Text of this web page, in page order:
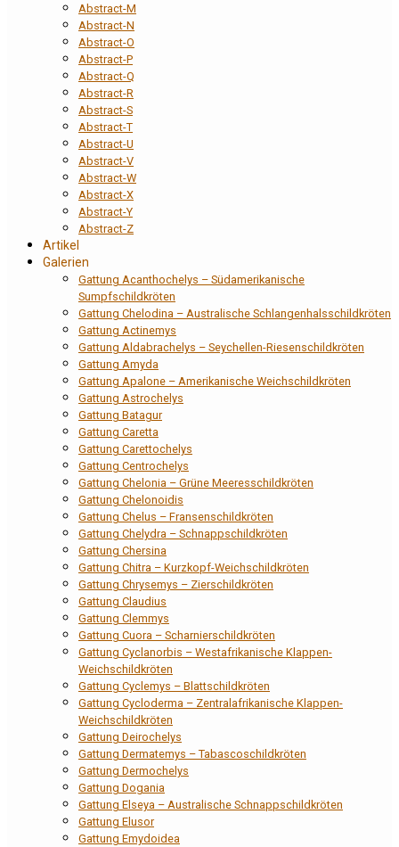
Abstract-M
Abstract-N
Abstract-O
Abstract-P
Abstract-Q
Abstract-R
Abstract-S
Abstract-T
Abstract-U
Abstract-V
Abstract-W
Abstract-X
Abstract-Y
Abstract-Z
Artikel
Galerien
Gattung Acanthochelys – Südamerikanische
Sumpfschildkröten
Gattung Chelodina – Australische Schlangenhalsschildkröten
Gattung Actinemys
Gattung Aldabrachelys – Seychellen-Riesenschildkröten
Gattung Amyda
Gattung Apalone – Amerikanische Weichschildkröten
Gattung Astrochelys
Gattung Batagur
Gattung Caretta
Gattung Carettochelys
Gattung Centrochelys
Gattung Chelonia – Grüne Meeresschildkröten
Gattung Chelonoidis
Gattung Chelus – Fransenschildkröten
Gattung Chelydra – Schnappschildkröten
Gattung Chersina
Gattung Chitra – Kurzkopf-Weichschildkröten
Gattung Chrysemys – Zierschildkröten
Gattung Claudius
Gattung Clemmys
Gattung Cuora – Scharnierschildkröten
Gattung Cyclanorbis – Westafrikanische Klappen-
Weichschildkröten
Gattung Cyclemys – Blattschildkröten
Gattung Cycloderma – Zentralafrikanische Klappen-
Weichschildkröten
Gattung Deirochelys
Gattung Dermatemys – Tabascoschildkröten
Gattung Dermochelys
Gattung Dogania
Gattung Elseya – Australische Schnappschildkröten
Gattung Elusor
Gattung Emydoidea